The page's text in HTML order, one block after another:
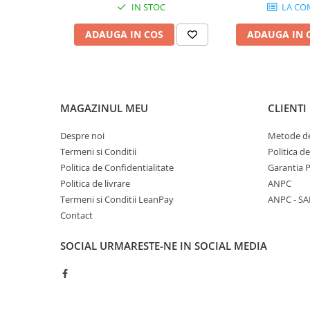
Filtre apa potabila
IN STOC
ADAUGA IN COS
LA
ADAUGA IN
MAGAZINUL MEU
Despre noi
Termeni si Conditii
Politica de Confidentialitate
Politica de livrare
Termeni si Conditii LeanPay
Contact
CLIENTI
Metode
Politica
Garantia
ANPC
ANPC -
SOCIAL URMARESTE-NE IN SOCIAL MEDIA